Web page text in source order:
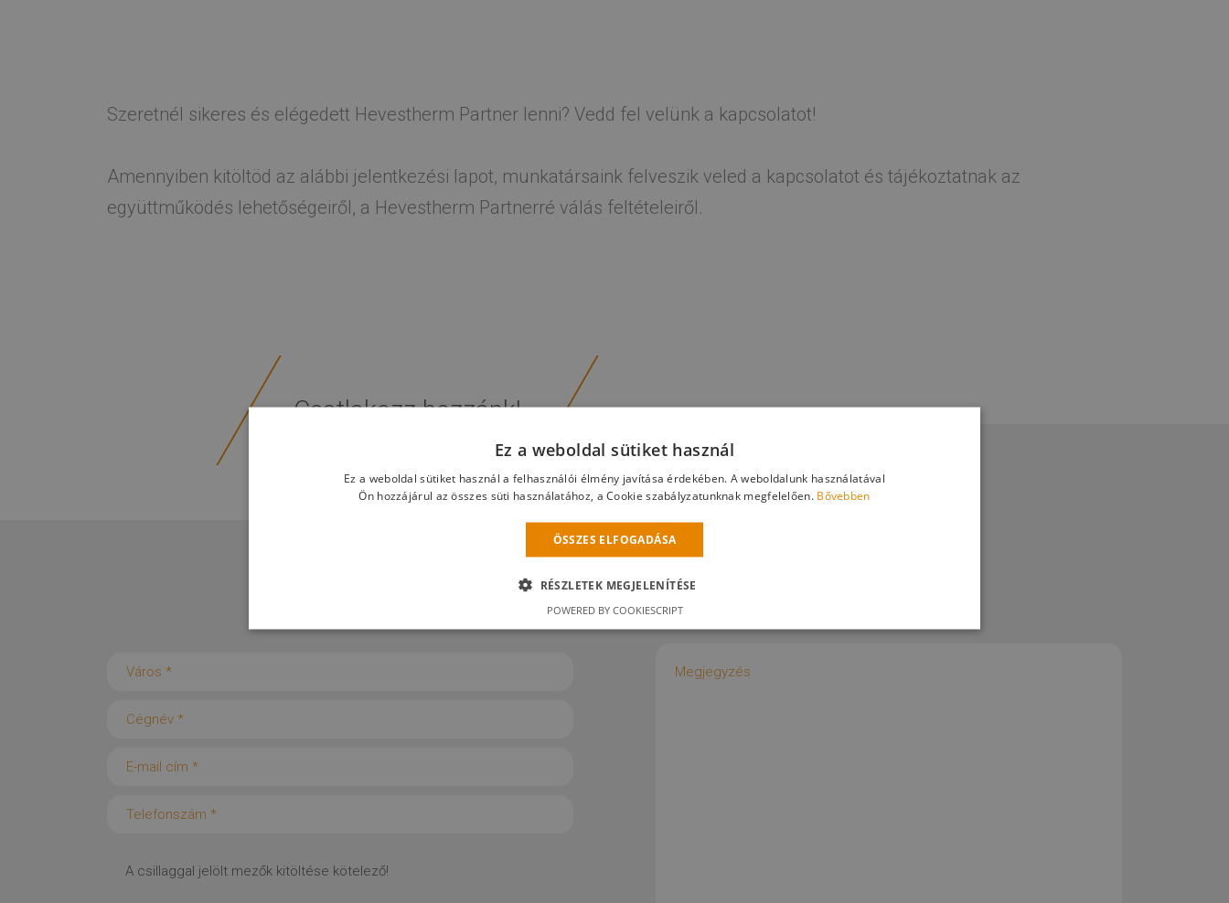
Szeretnél sikeres és elégedett Hevestherm Partner lenni? Vedd fel velünk a kapcsolatot!
Amennyiben kitöltöd az alábbi jelentkezési lapot, munkatársaink felveszik veled a kapcsolatot és tájékoztatnak az
együttműködés lehetőségeiről, a Hevestherm Partnerré válás feltételeiről.
Csatlakozz hozzánk!
A csillaggal jelölt mezők kitöltése kötelező!
Ez a weboldal sütiket használ
Ez a weboldal sütiket használ a felhasználói élmény javítása érdekében. A weboldalunk használatával
Ön hozzájárul az összes süti használatához, a Cookie szabályzatunknak megfelelően. Bővebben
ÖSSZES ELFOGADÁSA
RÉSZLETEK MEGJELENÍTÉSE
POWERED BY COOKIESCRIPT